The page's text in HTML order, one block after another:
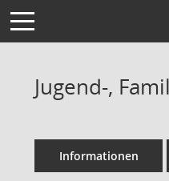
Toggle navigation
Jugend-,
Informationen